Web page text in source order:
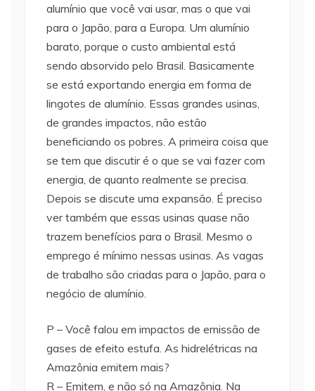
alumínio que você vai usar, mas o que vai
para o Japão, para a Europa. Um alumínio
barato, porque o custo ambiental está
sendo absorvido pelo Brasil. Basicamente
se está exportando energia em forma de
lingotes de alumínio. Essas grandes usinas,
de grandes impactos, não estão
beneficiando os pobres. A primeira coisa que
se tem que discutir é o que se vai fazer com
energia, de quanto realmente se precisa.
Depois se discute uma expansão. É preciso
ver também que essas usinas quase não
trazem benefícios para o Brasil. Mesmo o
emprego é mínimo nessas usinas. As vagas
de trabalho são criadas para o Japão, para o
negócio de alumínio.
P – Você falou em impactos de emissão de
gases de efeito estufa. As hidrelétricas na
Amazônia emitem mais?
R – Emitem, e não só na Amazônia. Na